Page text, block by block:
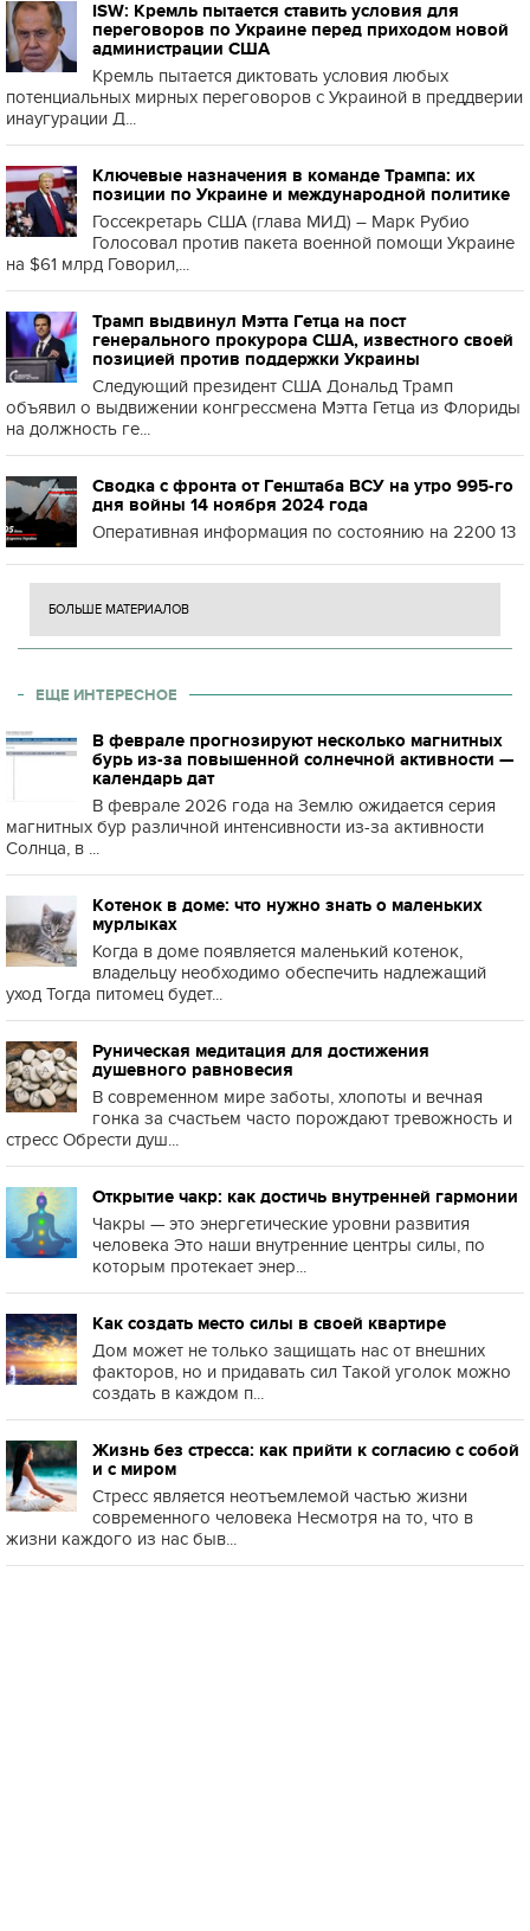
ISW: Кремль пытается ставить условия для
переговоров по Украине перед приходом новой
администрации США
Кремль пытается диктовать условия любых
потенциальных мирных переговоров с Украиной в преддверии
инаугурации Д...
Ключевые назначения в команде Трампа: их
позиции по Украине и международной политике
Госсекретарь США (глава МИД) – Марк Рубио
Голосовал против пакета военной помощи Украине
на $61 млрд Говорил,...
Трамп выдвинул Мэтта Гетца на пост
генерального прокурора США, известного своей
позицией против поддержки Украины
Следующий президент США Дональд Трамп
объявил о выдвижении конгрессмена Мэтта Гетца из Флориды
на должность ге...
Сводка с фронта от Генштаба ВСУ на утро 995-го
дня войны 14 ноября 2024 года
Оперативная информация по состоянию на 2200 13
БОЛЬШЕ МАТЕРИАЛОВ
ЕЩЕ ИНТЕРЕСНОЕ
В феврале прогнозируют несколько магнитных
бурь из-за повышенной солнечной активности —
календарь дат
В феврале 2026 года на Землю ожидается серия
магнитных бур различной интенсивности из-за активности
Солнца, в ...
Котенок в доме: что нужно знать о маленьких
мурлыках
Когда в доме появляется маленький котенок,
владельцу необходимо обеспечить надлежащий
уход Тогда питомец будет...
Руническая медитация для достижения
душевного равновесия
В современном мире заботы, хлопоты и вечная
гонка за счастьем часто порождают тревожность и
стресс Обрести душ...
Открытие чакр: как достичь внутренней гармонии
Чакры — это энергетические уровни развития
человека Это наши внутренние центры силы, по
которым протекает энер...
Как создать место силы в своей квартире
Дом может не только защищать нас от внешних
факторов, но и придавать сил Такой уголок можно
создать в каждом п...
Жизнь без стресса: как прийти к согласию с собой
и с миром
Стресс является неотъемлемой частью жизни
современного человека Несмотря на то, что в
жизни каждого из нас быв...